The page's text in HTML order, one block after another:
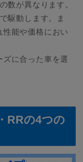
数が異なります。
駆動します。ま
能や価格におい
に合った車を選
RRの4つの